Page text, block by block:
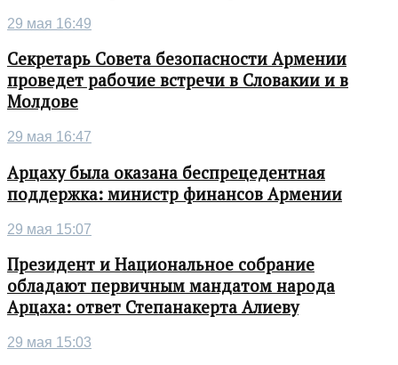
29 мая 16:49
Секретарь Совета безопасности Армении
проведет рабочие встречи в Словакии и в
Молдове
29 мая 16:47
Арцаху была оказана беспрецедентная
поддержка: министр финансов Армении
29 мая 15:07
Президент и Национальное собрание
обладают первичным мандатом народа
Арцаха: ответ Степанакерта Алиеву
29 мая 15:03